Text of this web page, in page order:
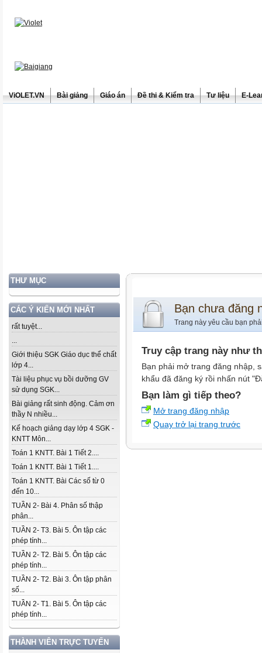
ViOLET.VN Bài giảng Giáo án Đề thi & Kiểm tra Tư liệu E-
THƯ MỤC
CÁC Ý KIẾN MỚI NHẤT
rất tuyệt...
...
Giới thiệu SGK Giáo dục thể chất
lớp 4...
Tài liệu phục vụ bồi dưỡng GV
sử dụng SGK...
Bài giảng rất sinh động. Cảm ơn
thầy N nhiều...
Kế hoạch giảng dạy lớp 4 SGK -
KNTT Môn...
Toán 1 KNTT. Bài 1 Tiết 2....
Toán 1 KNTT. Bài 1 Tiết 1....
Toán 1 KNTT. Bài Các số từ 0
đến 10...
TUẦN 2- Bài 4. Phân số thập
phân...
TUẦN 2- T3. Bài 5. Ôn tập các
phép tính...
TUẦN 2- T2. Bài 5. Ôn tập các
phép tính...
TUẦN 2- T2. Bài 3. Ôn tập phân
số...
TUẦN 2- T1. Bài 5. Ôn tập các
phép tính...
THÀNH VIÊN TRỰC TUYẾN
Bạn chưa đăng
Trang này yêu cầu bạn
Truy cập trang này như
Bạn phải mở trang đăng nhập,
khẩu đã đăng ký rồi nhấn nút
Bạn làm gì tiếp theo?
Mở trang đăng nhập
Quay trở lại trang trước